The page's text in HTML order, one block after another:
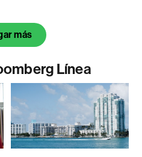
más
Línea